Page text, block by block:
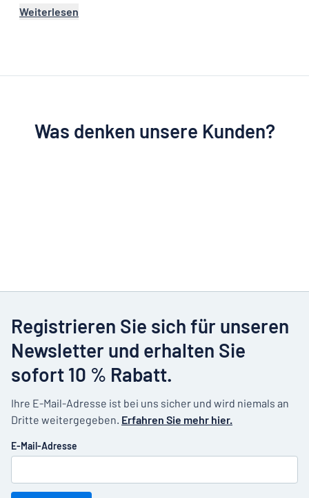
Weiterlesen
Was denken unsere Kunden?
Registrieren Sie sich für unseren
Newsletter und erhalten Sie
sofort 10 % Rabatt.
Ihre E-Mail-Adresse ist bei uns sicher und wird niemals an
Dritte weitergegeben. Erfahren Sie mehr hier.
E-Mail-Adresse